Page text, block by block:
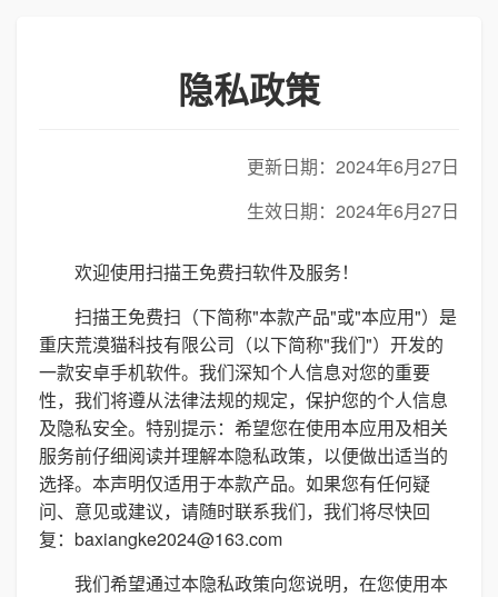
隐私政策
更新日期：2024年6月27日
生效日期：2024年6月27日
欢迎使用扫描王免费扫软件及服务！
扫描王免费扫（下简称"本款产品"或"本应用"）是
重庆荒漠猫科技有限公司（以下简称"我们"）开发的
一款安卓手机软件。我们深知个人信息对您的重要
性，我们将遵从法律法规的规定，保护您的个人信息
及隐私安全。特别提示：希望您在使用本应用及相关
服务前仔细阅读并理解本隐私政策，以便做出适当的
选择。本声明仅适用于本款产品。如果您有任何疑
问、意见或建议，请随时联系我们，我们将尽快回
复：baxiangke2024@163.com
我们希望通过本隐私政策向您说明，在您使用本